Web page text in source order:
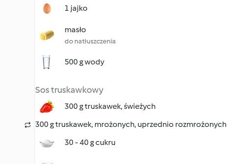
1 jajko
masło
do natłuszczenia
500 g wody
Sos truskawkowy
300 g truskawek, świeżych
300 g truskawek, mrożonych, uprzednio rozmrożonych
30 - 40 g cukru